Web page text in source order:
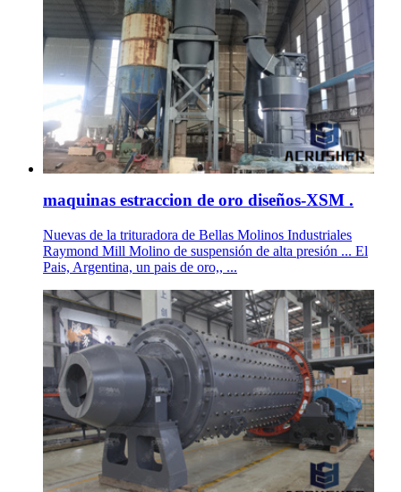
maquinas estraccion de oro diseños-XSM .
Nuevas de la trituradora de Bellas Molinos Industriales
Raymond Mill Molino de suspensión de alta presión ... El
Pais, Argentina, un pais de oro,, ...